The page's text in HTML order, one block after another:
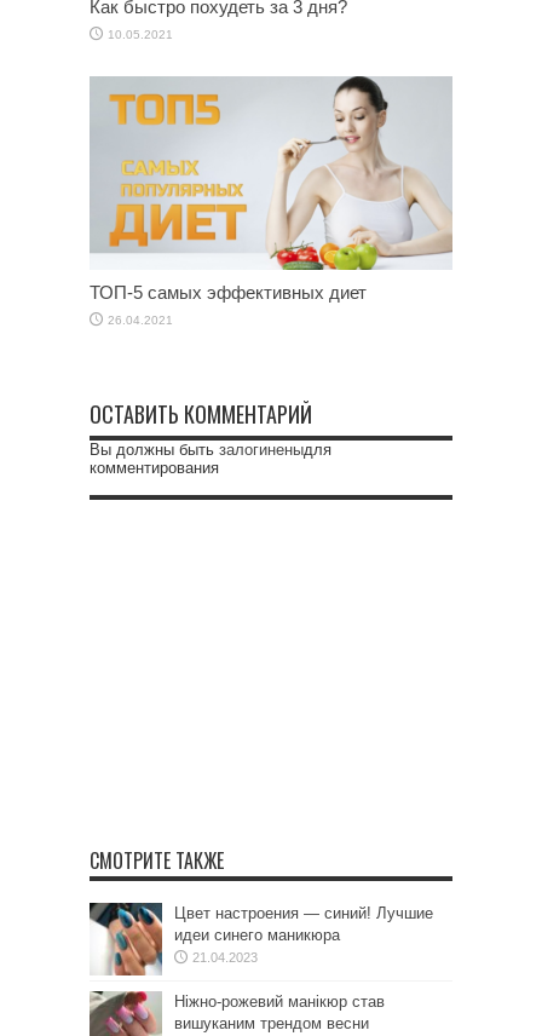
Как быстро похудеть за 3 дня?
10.05.2021
ТОП-5 самых эффективных диет
26.04.2021
ОСТАВИТЬ КОММЕНТАРИЙ
Вы должны быть залогиненыдля
комментирования
СМОТРИТЕ ТАКЖЕ
Цвет настроения — синий! Лучшие
идеи синего маникюра
21.04.2023
Ніжно-рожевий манікюр став
вишуканим трендом весни